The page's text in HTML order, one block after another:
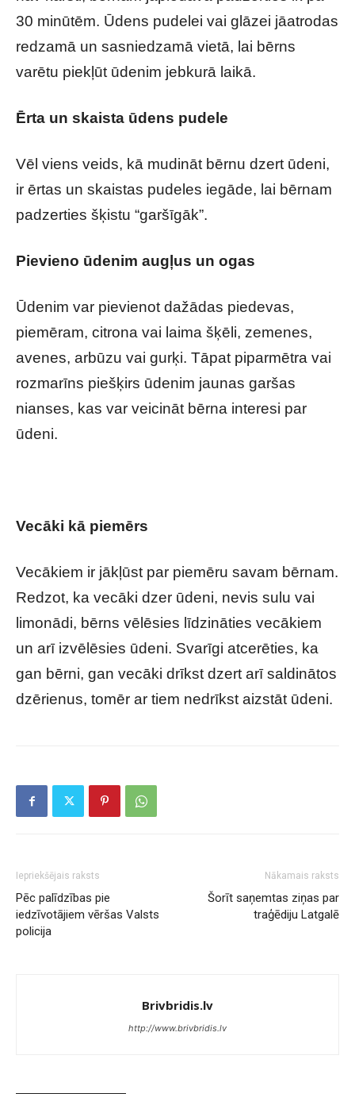
30 minūtēm. Ūdens pudelei vai glāzei jāatrodas
redzamā un sasniedzamā vietā, lai bērns
varētu piekļūt ūdenim jebkurā laikā.
Ērta un skaista ūdens pudele
Vēl viens veids, kā mudināt bērnu dzert ūdeni,
ir ērtas un skaistas pudeles iegāde, lai bērnam
padzerties šķistu “garšīgāk”.
Pievieno ūdenim augļus un ogas
Ūdenim var pievienot dažādas piedevas,
piemēram, citrona vai laima šķēli, zemenes,
avenes, arbūzu vai gurķi. Tāpat piparmētra vai
rozmarīns piešķirs ūdenim jaunas garšas
nianses, kas var veicināt bērna interesi par
ūdeni.
Vecāki kā piemērs
Vecākiem ir jākļūst par piemēru savam bērnam.
Redzot, ka vecāki dzer ūdeni, nevis sulu vai
limonādi, bērns vēlēsies līdzināties vecākiem
un arī izvēlēsies ūdeni. Svarīgi atcerēties, ka
gan bērni, gan vecāki drīkst dzert arī saldinātos
dzērienus, tomēr ar tiem nedrīkst aizstāt ūdeni.
Iepriekšējais raksts
Pēc palīdzības pie
iedzīvotājiem vēršas Valsts
policija
Nākamais raksts
Šorīt saņemtas ziņas par
traģēdiju Latgalē
Brivbridis.lv
http://www.brivbridis.lv